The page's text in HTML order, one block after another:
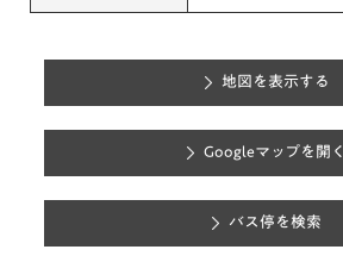
地図を表示する
Googleマップを開く
バス停を検索